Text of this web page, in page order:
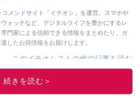
コメンドサイト「イチオシ」 を運営。スマホや
ォッチなど、デジタルライフを豊かにするレ
門家による信頼できる情報をまとめたり、ガ
したお得情報をお届けします。
このイチオシストの他の記事を読む
続きを読む＞